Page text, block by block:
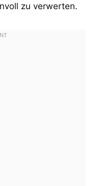
zu verwerten.